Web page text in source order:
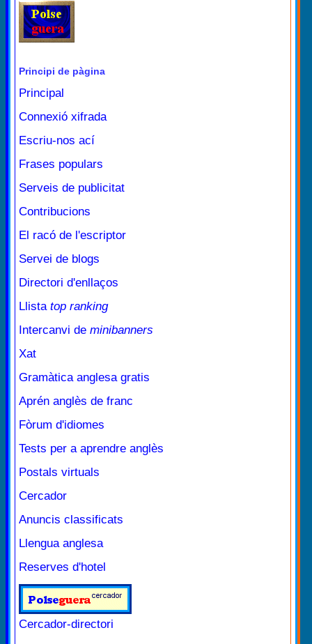
Principi de pàgina
Principal
Connexió xifrada
Escriu-nos ací
Frases populars
Serveis de publicitat
Contribucions
El racó de l'escriptor
Servei de blogs
Directori d'enllaços
Llista top ranking
Intercanvi de minibanners
Xat
Gramàtica anglesa gratis
Aprén anglès de franc
Fòrum d'idiomes
Tests per a aprendre anglès
Postals virtuals
Cercador
Anuncis classificats
Llengua anglesa
Reserves d'hotel
Cercador-directori